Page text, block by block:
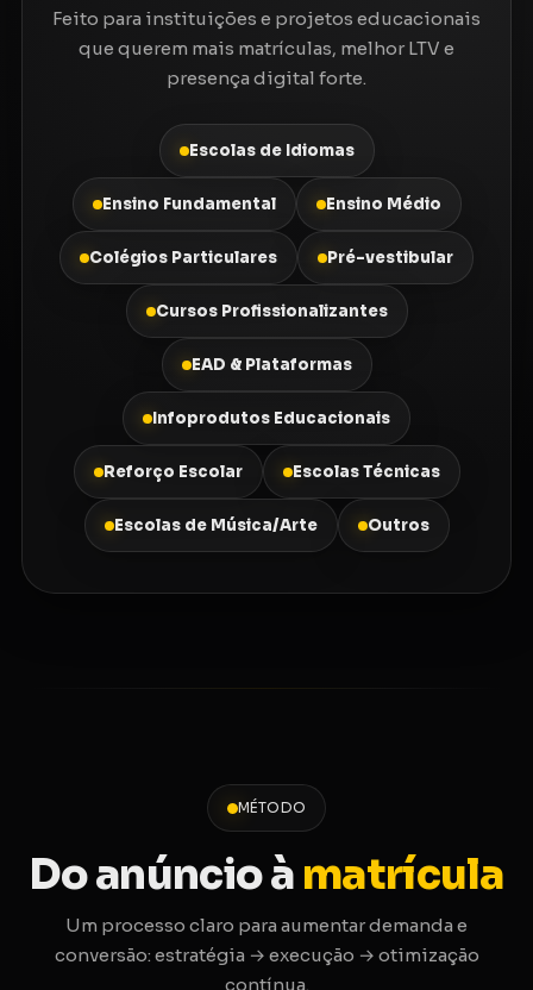
Feito para instituições e projetos educacionais
que querem mais matrículas, melhor LTV e
presença digital forte.
Escolas de Idiomas
Ensino Fundamental Ensino Médio
Colégios Particulares Pré-vestibular
Cursos Profissionalizantes
EAD & Plataformas
Infoprodutos Educacionais
Reforço Escolar Escolas Técnicas
Escolas de Música/Arte Outros
MÉTODO
Do anúncio à matrícula
Um processo claro para aumentar demanda e
conversão: estratégia → execução → otimização
contínua.